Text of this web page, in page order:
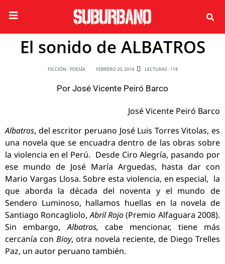
El sonido de ALBATROS
FICCIÓN - POESÍA FEBRERO 20, 2014 LECTURAS : 118
Por José Vicente Peiró Barco
José Vicente Peiró Barco
Albatros, del escritor peruano José Luis Torres Vitolas, es
una novela que se encuadra dentro de las obras sobre
la violencia en el Perú. Desde Ciro Alegría, pasando por
ese mundo de José María Arguedas, hasta dar con
Mario Vargas Llosa. Sobre esta violencia, en especial, la
que aborda la década del noventa y el mundo de
Sendero Luminoso, hallamos huellas en la novela de
Santiago Roncagliolo,Abril Rojo(Premio Alfaguara 2008).
Sin embargo,Albatros,cabe mencionar, tiene más
cercanía conBioy, otra novela reciente, de Diego Trelles
Paz, un autor peruano también.